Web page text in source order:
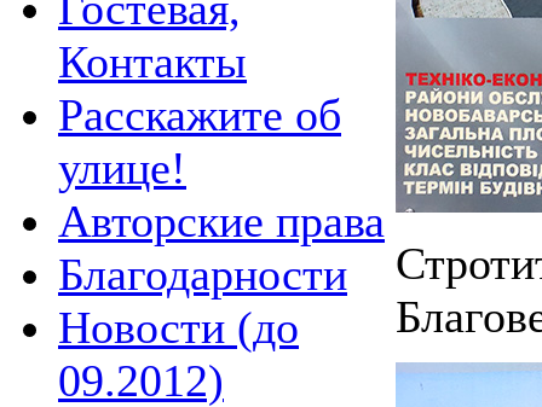
Контакты
Расскажите об
улице!
Авторские права
Благодарности
Новости (до
09.2012)